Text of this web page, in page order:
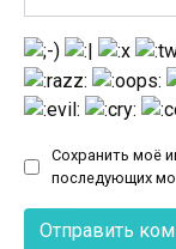
Сохранить моё
последующих